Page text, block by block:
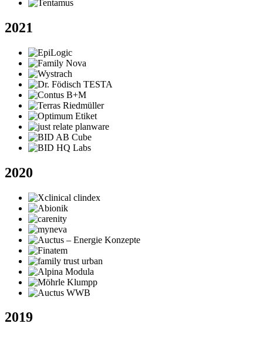
2021
2020
2019